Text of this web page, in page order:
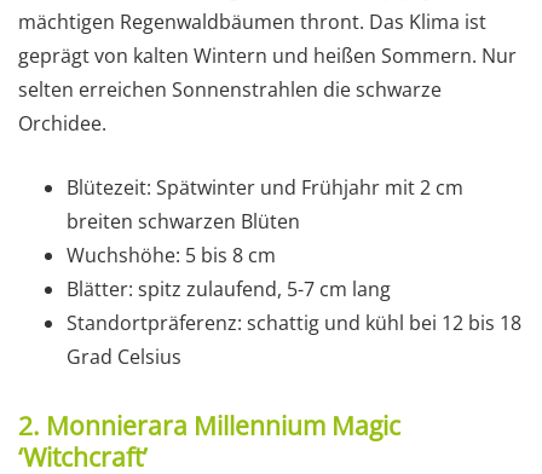
mächtigen Regenwaldbäumen thront. Das Klima ist
geprägt von kalten Wintern und heißen Sommern. Nur
selten erreichen Sonnenstrahlen die schwarze
Orchidee.
Blütezeit: Spätwinter und Frühjahr mit 2 cm
breiten schwarzen Blüten
Wuchshöhe: 5 bis 8 cm
Blätter: spitz zulaufend, 5-7 cm lang
Standortpräferenz: schattig und kühl bei 12 bis 18
Grad Celsius
2. Monnierara Millennium Magic
‘Witchcraft’